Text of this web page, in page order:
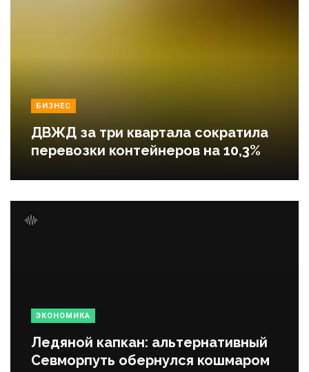
БИЗНЕС
ДВЖД за три квартала сократила
перевозки контейнеров на 10,3%
ЭКОНОМИКА
Ледяной капкан: альтернативный
Севморпуть обернулся кошмаром